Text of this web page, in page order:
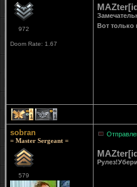
972
Doom Rate: 1.67
Вот только
1 1
sobran
= Master Sergeant =
579